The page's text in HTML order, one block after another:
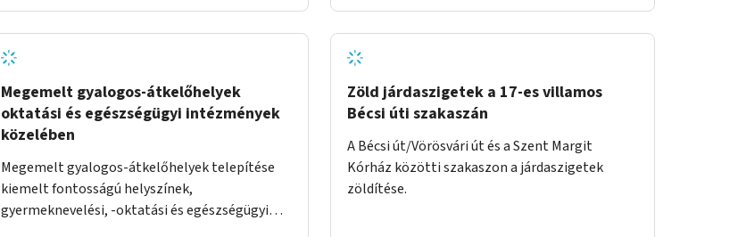
Megemelt gyalogos-átkelőhelyek
oktatási és egészségügyi intézmények
közelében
Megemelt gyalogos-átkelőhelyek telepítése
kiemelt fontosságú helyszínek,
gyermeknevelési, -oktatási és egészségügyi
Zöld járdaszigetek a 17-es villamos
Bécsi úti szakaszán
A Bécsi út/Vörösvári út és a Szent Margit
Kórház közötti szakaszon a járdaszigetek
zöldítése.